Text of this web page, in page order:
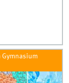
Gymnasium